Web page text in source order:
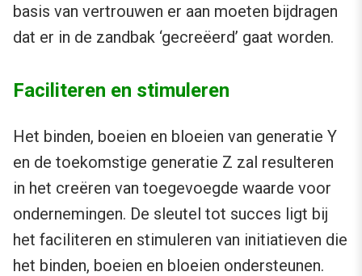
basis van vertrouwen er aan moeten bijdragen
dat er in de zandbak ‘gecreëerd’ gaat worden.
Faciliteren en stimuleren
Het binden, boeien en bloeien van generatie Y
en de toekomstige generatie Z zal resulteren
in het creëren van toegevoegde waarde voor
ondernemingen. De sleutel tot succes ligt bij
het faciliteren en stimuleren van initiatieven die
het binden, boeien en bloeien ondersteunen.